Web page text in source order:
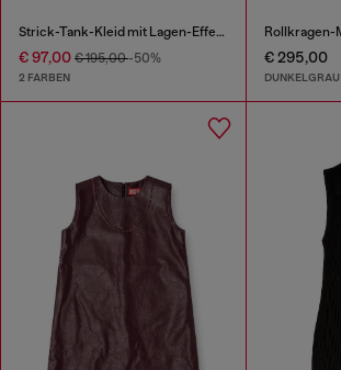
Strick-Tank-Kleid mit Lagen-Effekt
€ 97,00 € 195,00-50%
2 FARBEN
€ 295,00
DUNKELGRAU